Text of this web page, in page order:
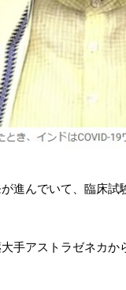
進んでいて、臨床
手アストラゼネカ